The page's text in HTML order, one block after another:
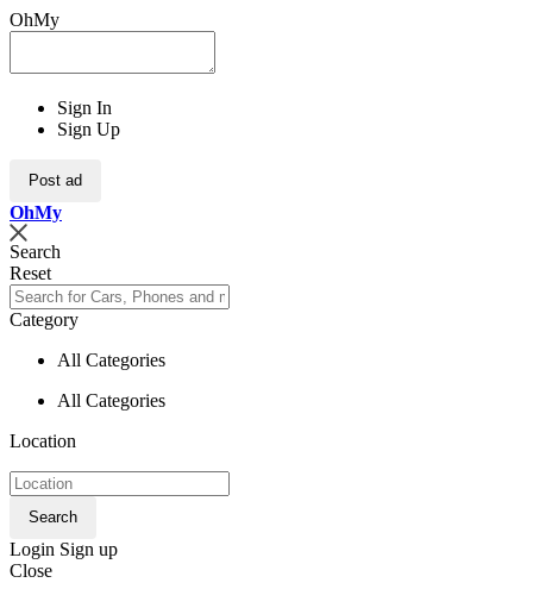
OhMy
Sign In
Sign Up
Post ad
OhMy
Search
Reset
Category
All Categories
All Categories
Location
Search
Login Sign up
Close